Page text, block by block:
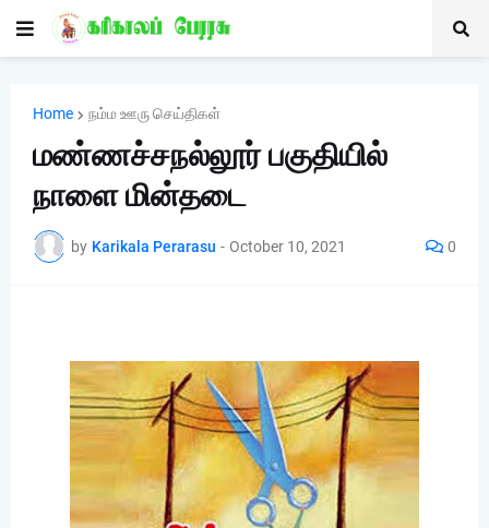
Home நம்ம ஊரு செய்திகள்
மண்ணச்சநல்லூர் பகுதியில்
நாளை மின்தடை
by Karikala Perarasu - October 10, 2021 0